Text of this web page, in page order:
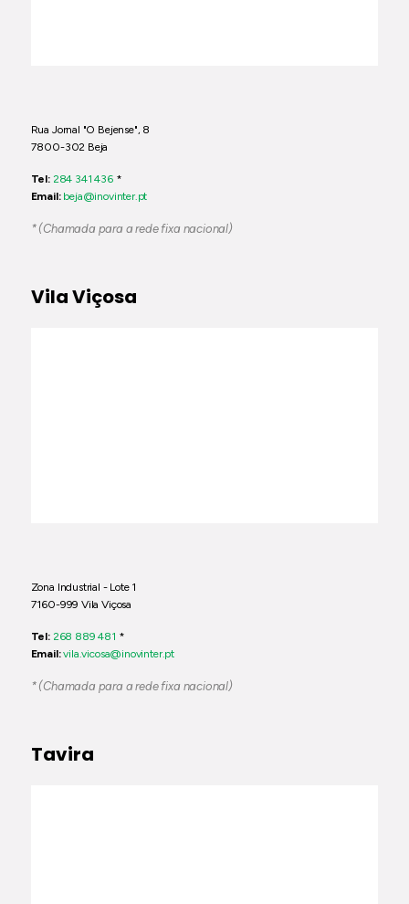
Rua Jornal "O Bejense", 8
7800-302 Beja
Tel: 284 341 436*
Email: beja@inovinter.pt
* (Chamada para a rede fixa nacional)
Vila Viçosa
Zona Industrial - Lote 1
7160-999 Vila Viçosa
Tel: 268 889 481 *
Email: vila.vicosa@inovinter.pt
* (Chamada para a rede fixa nacional)
Tavira